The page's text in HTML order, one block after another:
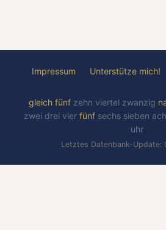
Impressum Unterstütze mich!
gleich fünf zehn viertel zwanzig
zwei drei vier fünf sechs sieben
uhr
Letztes Datenbank-Update: